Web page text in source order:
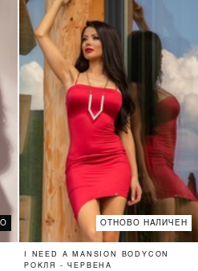
ОТНОВО НАЛИЧЕН
I NEED A MANSION BODYCON
РОКЛЯ - ЧЕРВЕНА